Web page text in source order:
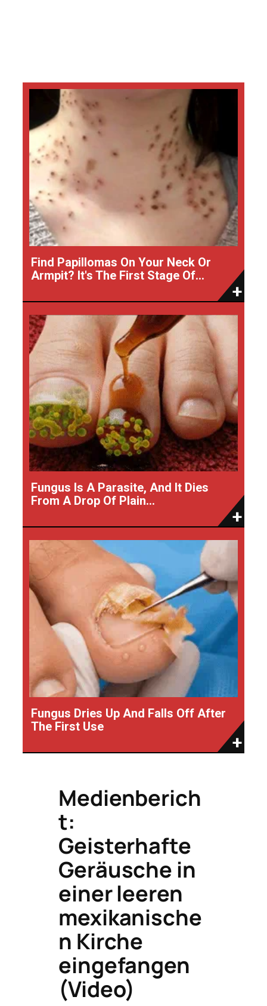
Find Papillomas On Your Neck Or
Armpit? It's The First Stage Of...
Fungus Is A Parasite, And It Dies
From A Drop Of Plain...
Fungus Dries Up And Falls Off After
The First Use
Medienberich
t:
Geisterhafte
Geräusche in
einer leeren
mexikanische
n Kirche
eingefangen
(Video)